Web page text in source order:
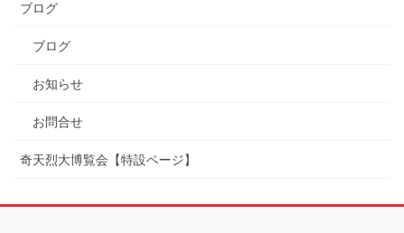
ブログ
ブログ
お知らせ
お問合せ
奇天烈大博覧会【特設ページ】